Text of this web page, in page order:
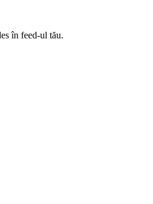
în feed-ul tău.